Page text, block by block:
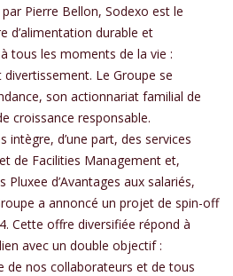
Pierre Bellon, Sodexo est le
d’alimentation durable et
tous les moments de la vie :
Le Groupe se
son actionnariat familial de
croissance responsable.
intègre, d’une part, des services
de Facilities Management et,
Pluxee d’Avantages aux salariés,
a annoncé un projet de spin-off
Cette offre diversifiée répond à
avec un double objectif :
de nos collaborateurs et de tous